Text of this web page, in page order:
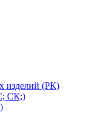
изделий (РК)
СК;)